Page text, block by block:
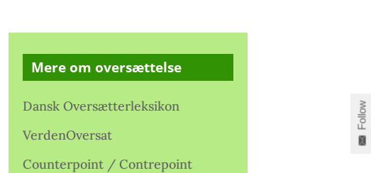
Mere om oversættelse
Dansk Oversætterleksikon
VerdenOversat
Counterpoint / Contrepoint
Follow